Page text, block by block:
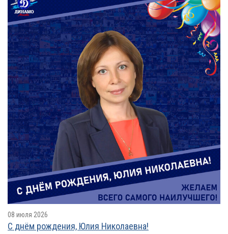
08 июля 2026
С днём рождения, Юлия Николаевна!